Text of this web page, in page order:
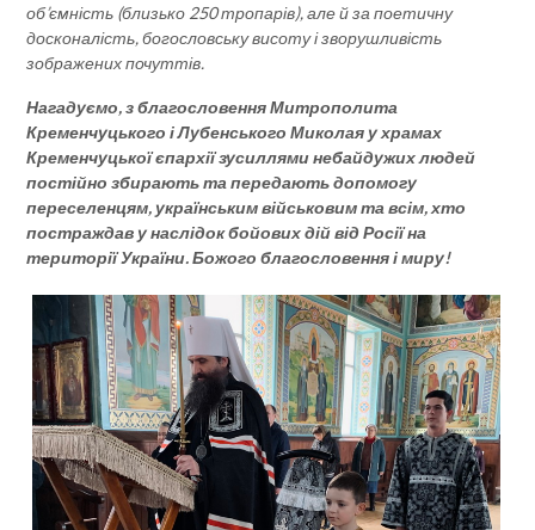
об’ємність (близько 250 тропарів), але й за поетичну
досконалість, богословську висоту і зворушливість
зображених почуттів.
Нагадуємо, з благословення Митрополита
Кременчуцького і Лубенського Миколая у храмах
Кременчуцької єпархії зусиллями небайдужих людей
постійно збирають та передають допомогу
переселенцям, українським військовим та всім, хто
постраждав у наслідок бойових дій від Росії на
території України. Божого благословення і миру!